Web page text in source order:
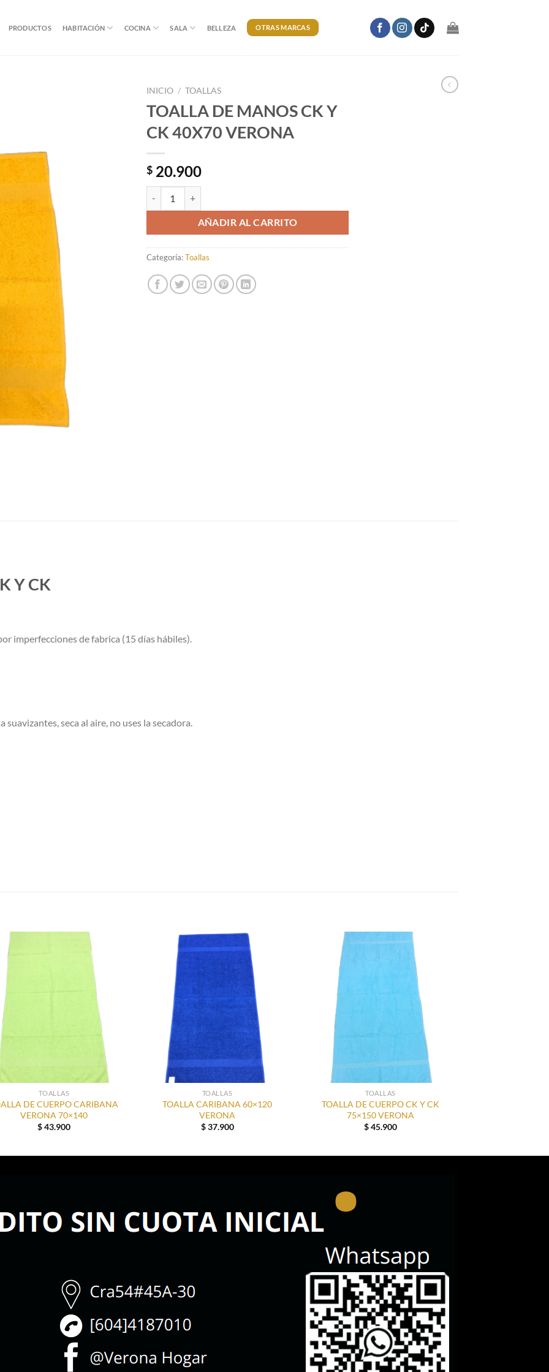
PRODUCTOS HABITACIÓN COCINA SALA BELLEZA OTRAS MARCAS
INICIO / TOALLAS
TOALLA DE MANOS CK Y
CK 40X70 VERONA
$ 20.900
AÑADIR AL CARRITO
Categoría:Toallas
Y CK
imperfecciones de fabrica (15 días hábiles).
seca al aire, no uses la secadora.
TOALLAS
DE CUERPO CARIBANA
VERONA 70×140
$43.900
TOALLAS
TOALLA CARIBANA 60×120
VERONA
$37.900
TOALLAS
TOALLA DE CUERPO CK Y CK
75×150 VERONA
$45.900